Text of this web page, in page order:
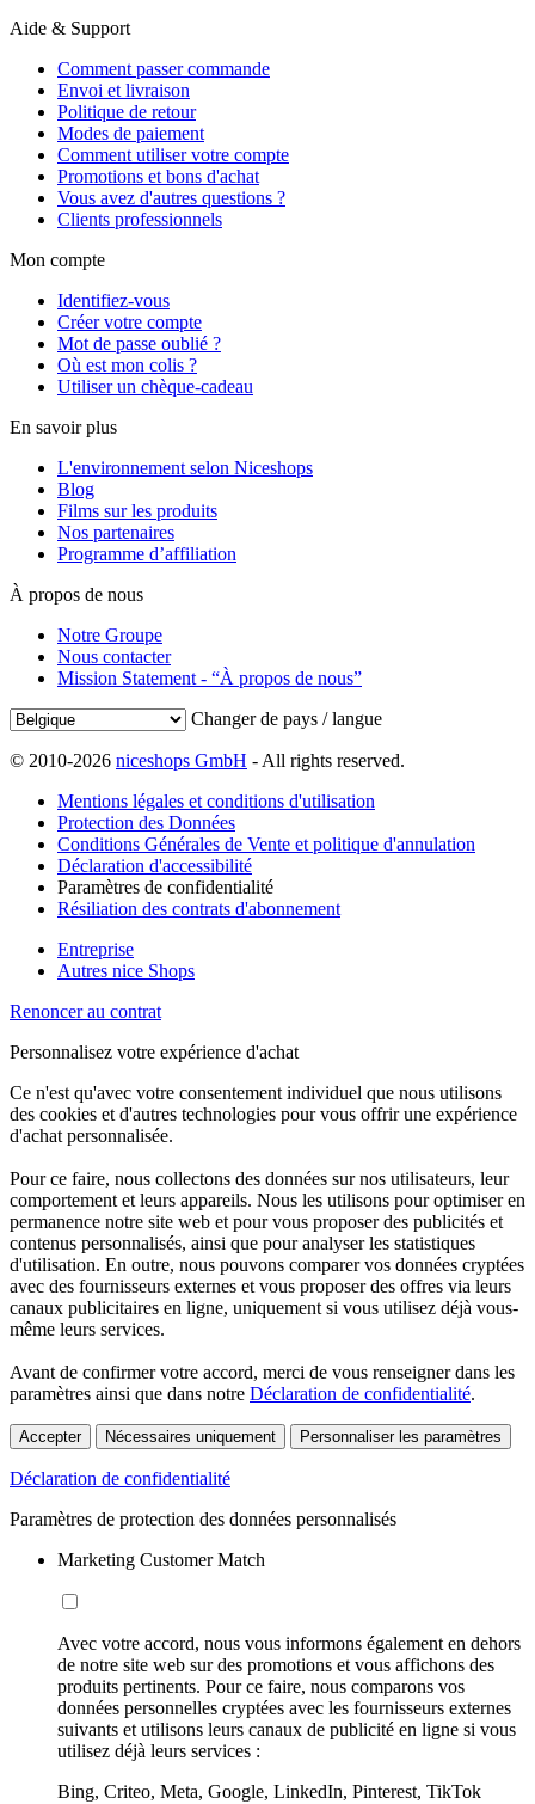
Aide & Support
Comment passer commande
Envoi et livraison
Politique de retour
Modes de paiement
Comment utiliser votre compte
Promotions et bons d'achat
Vous avez d'autres questions ?
Clients professionnels
Mon compte
Identifiez-vous
Créer votre compte
Mot de passe oublié ?
Où est mon colis ?
Utiliser un chèque-cadeau
En savoir plus
L'environnement selon Niceshops
Blog
Films sur les produits
Nos partenaires
Programme d’affiliation
À propos de nous
Notre Groupe
Nous contacter
Mission Statement - “À propos de nous”
Changer de pays / langue
© 2010-2026 niceshops GmbH - All rights reserved.
Mentions légales et conditions d'utilisation
Protection des Données
Conditions Générales de Vente et politique d'annulation
Déclaration d'accessibilité
Paramètres de confidentialité
Résiliation des contrats d'abonnement
Entreprise
Autres nice Shops
Renoncer au contrat
Personnalisez votre expérience d'achat
Ce n'est qu'avec votre consentement individuel que nous utilisons
des cookies et d'autres technologies pour vous offrir une expérience
d'achat personnalisée.
Pour ce faire, nous collectons des données sur nos utilisateurs, leur
comportement et leurs appareils. Nous les utilisons pour optimiser en
permanence notre site web et pour vous proposer des publicités et
contenus personnalisés, ainsi que pour analyser les statistiques
d'utilisation. En outre, nous pouvons comparer vos données cryptées
avec des fournisseurs externes et vous proposer des offres via leurs
canaux publicitaires en ligne, uniquement si vous utilisez déjà vous-
même leurs services.
Avant de confirmer votre accord, merci de vous renseigner dans les
paramètres ainsi que dans notre Déclaration de confidentialité.
Accepter Nécessaires uniquement Personnaliser les paramètres
Déclaration de confidentialité
Paramètres de protection des données personnalisés
Marketing Customer Match
Avec votre accord, nous vous informons également en dehors
de notre site web sur des promotions et vous affichons des
produits pertinents. Pour ce faire, nous comparons vos
données personnelles cryptées avec les fournisseurs externes
suivants et utilisons leurs canaux de publicité en ligne si vous
utilisez déjà leurs services :
Bing, Criteo, Meta, Google, LinkedIn, Pinterest, TikTok